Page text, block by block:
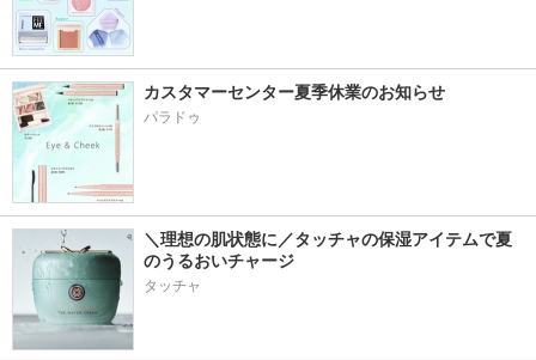
カスタマーセンター夏季休業のお知らせ
パラドゥ
＼理想の肌状態に／タッチャの保湿アイテムで夏
のうるおいチャージ
タッチャ